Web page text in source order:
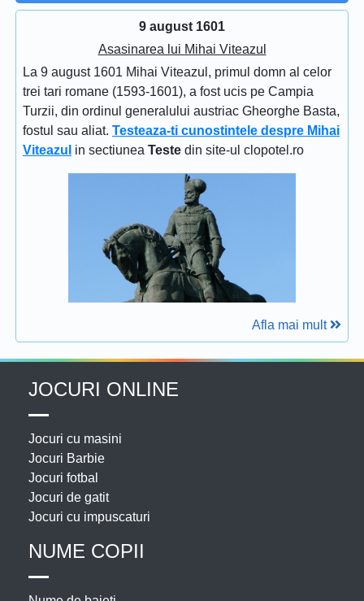
9 august 1601
Asasinarea lui Mihai Viteazul
La 9 august 1601 Mihai Viteazul, primul domn al celor
trei tari romane (1593-1601), a fost ucis pe Campia
Turzii, din ordinul generalului austriac Gheorghe Basta,
fostul sau aliat. Testeaza-ti cunostintele despre Mihai
Viteazul in sectiunea Teste din site-ul clopotel.ro
Afla mai mult
JOCURI ONLINE
Jocuri cu masini
Jocuri Barbie
Jocuri fotbal
Jocuri de gatit
Jocuri cu impuscaturi
NUME COPII